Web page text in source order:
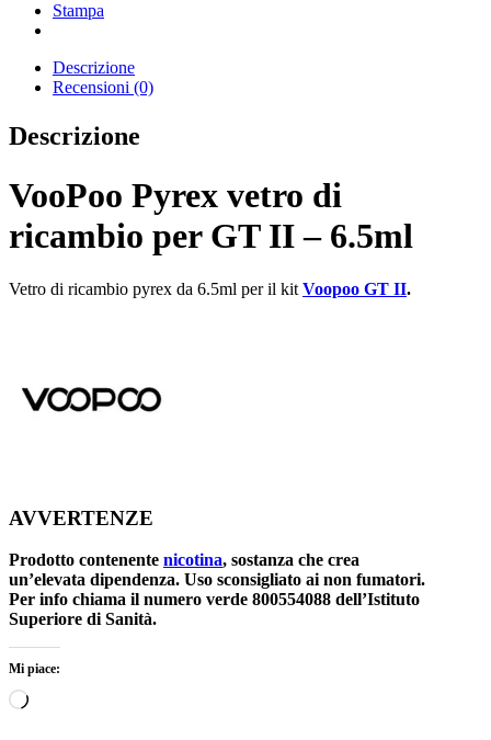
Stampa
Descrizione
Recensioni (0)
Descrizione
VooPoo Pyrex vetro di
ricambio per GT II – 6.5ml
Vetro di ricambio pyrex da 6.5ml per il kit Voopoo GT II.
AVVERTENZE
Prodotto contenente nicotina, sostanza che crea
un’elevata dipendenza. Uso sconsigliato ai non fumatori.
Per info chiama il numero verde 800554088 dell’Istituto
Superiore di Sanità.
Mi piace:
Caricamento